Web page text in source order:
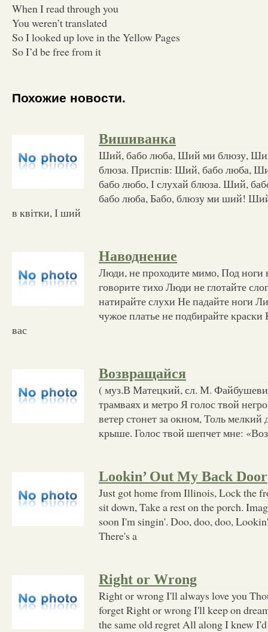
When I read through you
You weren’t translated
So I looked up love in the Yellow Pages
So I’d be free from it
Похожие новости.
Вишиванка
Ший, бабо люба, Ший ми блюзу,
блюза. Приспів: Ший, бабо люба,
бабо любо, І слухай блюза. Ший,
бабо люба, Бабо, блюзу ми ший!
в квітки, І ший
Наводнение
Люди, не проходите мимо, Под ноги
говорите тихо Люди не глотайте
натирайте слухи Не падайте ноги
чужое платье не подбирайте краски
вас
Возвращайся
( муз.В Матецкий, сл. М.
трамваях и метро Я голос твой
ветер стонет за окном, Толь мелкий
крыше. Голос твой шепчет мне:
Lookin’ Out My Back Door
Just got home from Illinois, Lock the
sit down, Take a rest on the porch.
soon I'm singin'. Doo, doo, doo,
There's a
Right or Wrong
Right or wrong I'll always love you
forget Right or wrong I'll keep on
the same old regret All along I knew